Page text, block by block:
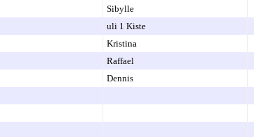
Sibylle
uli 1 Kiste
Kristina
Raffael
Dennis